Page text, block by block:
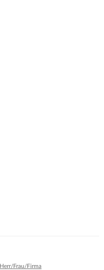
Herr/Frau/Firma